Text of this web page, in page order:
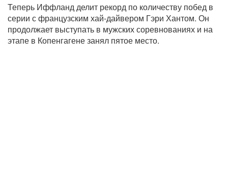
Теперь Иффланд делит рекорд по количеству побед в
серии с французским хай-дайвером Гэри Хантом. Он
продолжает выступать в мужских соревнованиях и на
этапе в Копенгагене занял пятое место.